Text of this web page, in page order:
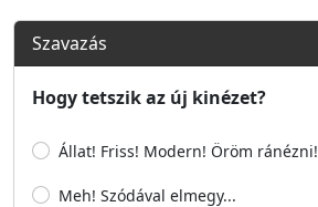
Szavazás
Hogy tetszik az új kinézet?
Állat! Friss! Modern! Öröm ránézni!
Meh! Szódával elmegy...